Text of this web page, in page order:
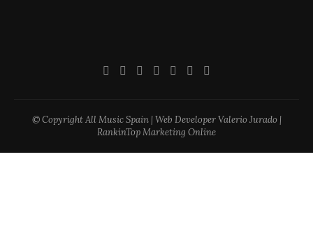
© Copyright All Music Spain | Web Developer Valerio Jurado |
RankinTop Marketing Online